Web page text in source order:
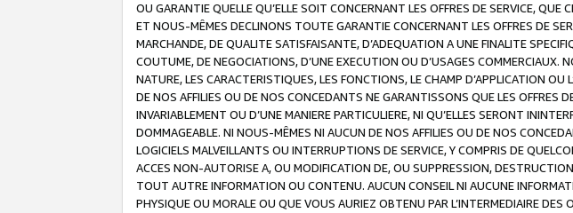
OU GARANTIE QUELLE QU’ELLE SOIT CONCERNANT LES OFFRES DE SERVICE,
ET NOUS-MÊMES DECLINONS TOUTE GARANTIE CONCERNANT LES OFFRES DE
MARCHANDE, DE QUALITE SATISFAISANTE, D’ADEQUATION A UNE FINALITE
COUTUME, DE NEGOCIATIONS, D’UNE EXECUTION OU D’USAGES COMMERCIAUX.
NATURE, LES CARACTERISTIQUES, LES FONCTIONS, LE CHAMP D’APPLICATION
DE NOS AFFILIES OU DE NOS CONCEDANTS NE GARANTISSONS QUE LES OFFRES
INVARIABLEMENT OU D’UNE MANIERE PARTICULIERE, NI QU’ELLES SERONT
DOMMAGEABLE. NI NOUS-MÊMES NI AUCUN DE NOS AFFILIES OU DE NOS
LOGICIELS MALVEILLANTS OU INTERRUPTIONS DE SERVICE, Y COMPRIS DE
ACCES NON-AUTORISE A, OU MODIFICATION DE, OU SUPPRESSION,
TOUT AUTRE INFORMATION OU CONTENU. AUCUN CONSEIL NI AUCUNE
PHYSIQUE OU MORALE OU QUE VOUS AURIEZ OBTENU PAR L’INTERMEDIAIRE